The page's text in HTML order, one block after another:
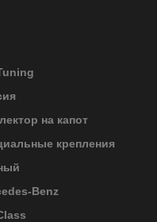
на капот
крепления
Benz